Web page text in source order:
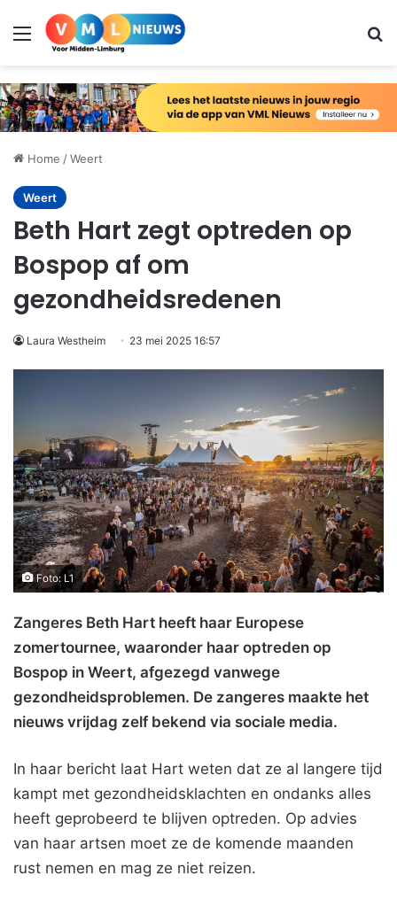
Menu
Home /Weert
Weert
Beth Hart zegt optreden op
Bospop af om
gezondheidsredenen
Laura Westheim 23 mei 2025 16:57
Foto: L1
Zangeres Beth Hart heeft haar Europese
zomertournee, waaronder haar optreden op
Bospop in Weert, afgezegd vanwege
gezondheidsproblemen. De zangeres maakte het
nieuws vrijdag zelf bekend via sociale media.
In haar bericht laat Hart weten dat ze al langere tijd
kampt met gezondheidsklachten en ondanks alles
heeft geprobeerd te blijven optreden. Op advies
van haar artsen moet ze de komende maanden
rust nemen en mag ze niet reizen.